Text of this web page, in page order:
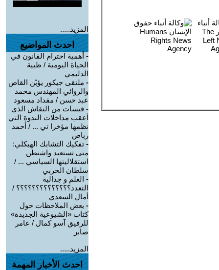
المزيد.....
احدث المواضيع
- أهمية احترام القانون في
الحياة اليومية / ظبية
الدليمي
- ملتقى جيكور يؤبّن القاص
والروائي المهندس محمد
عبد حسن / مقداد مسعود
- قبسات من النقاش الذي
أعقب مداخلات الندوة التي
نظمها مؤخرا تي ... / أحمد
رباص
- تفكيك التشابك الهيكلي:
متى تستعيد واشنطن
استقلاليتها السياسي ... /
سلطان الحربي
- العلم و جدالية
التعدد؟؟؟؟؟؟؟؟؟؟؟؟؟؟ /
أمال السعدي
- بعض الملاحظات حول
كتاب «الشيوعية الجديدة»
للرفيق آسو كمال / عامر
صابر
المزيد.....
احدث الأخبار المهمة